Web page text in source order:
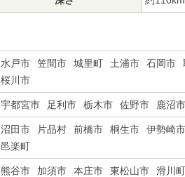
水戸市 笠間市 城里町 土浦市 石岡市
桜川市
宇都宮市 足利市 栃木市 佐野市 鹿沼市
沼田市 片品村 前橋市 桐生市 伊勢崎市
邑楽町
熊谷市 加須市 本庄市 東松山市 滑川町